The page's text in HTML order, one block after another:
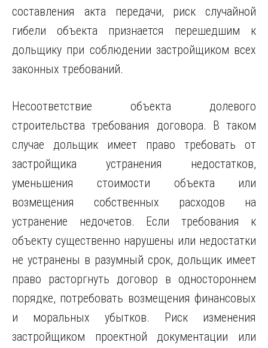
составления акта передачи, риск случайной
гибели объекта признается перешедшим к
дольщику при соблюдении застройщиком всех
законных требований.
Несоответствие объекта долевого
строительства требования договора. В таком
случае дольщик имеет право требовать от
застройщика устранения недостатков,
уменьшения стоимости объекта или
возмещения собственных расходов на
устранение недочетов. Если требования к
объекту существенно нарушены или недостатки
не устранены в разумный срок, дольщик имеет
право расторгнуть договор в одностороннем
порядке, потребовать возмещения финансовых
и моральных убытков. Риск изменения
застройщиком проектной документации или